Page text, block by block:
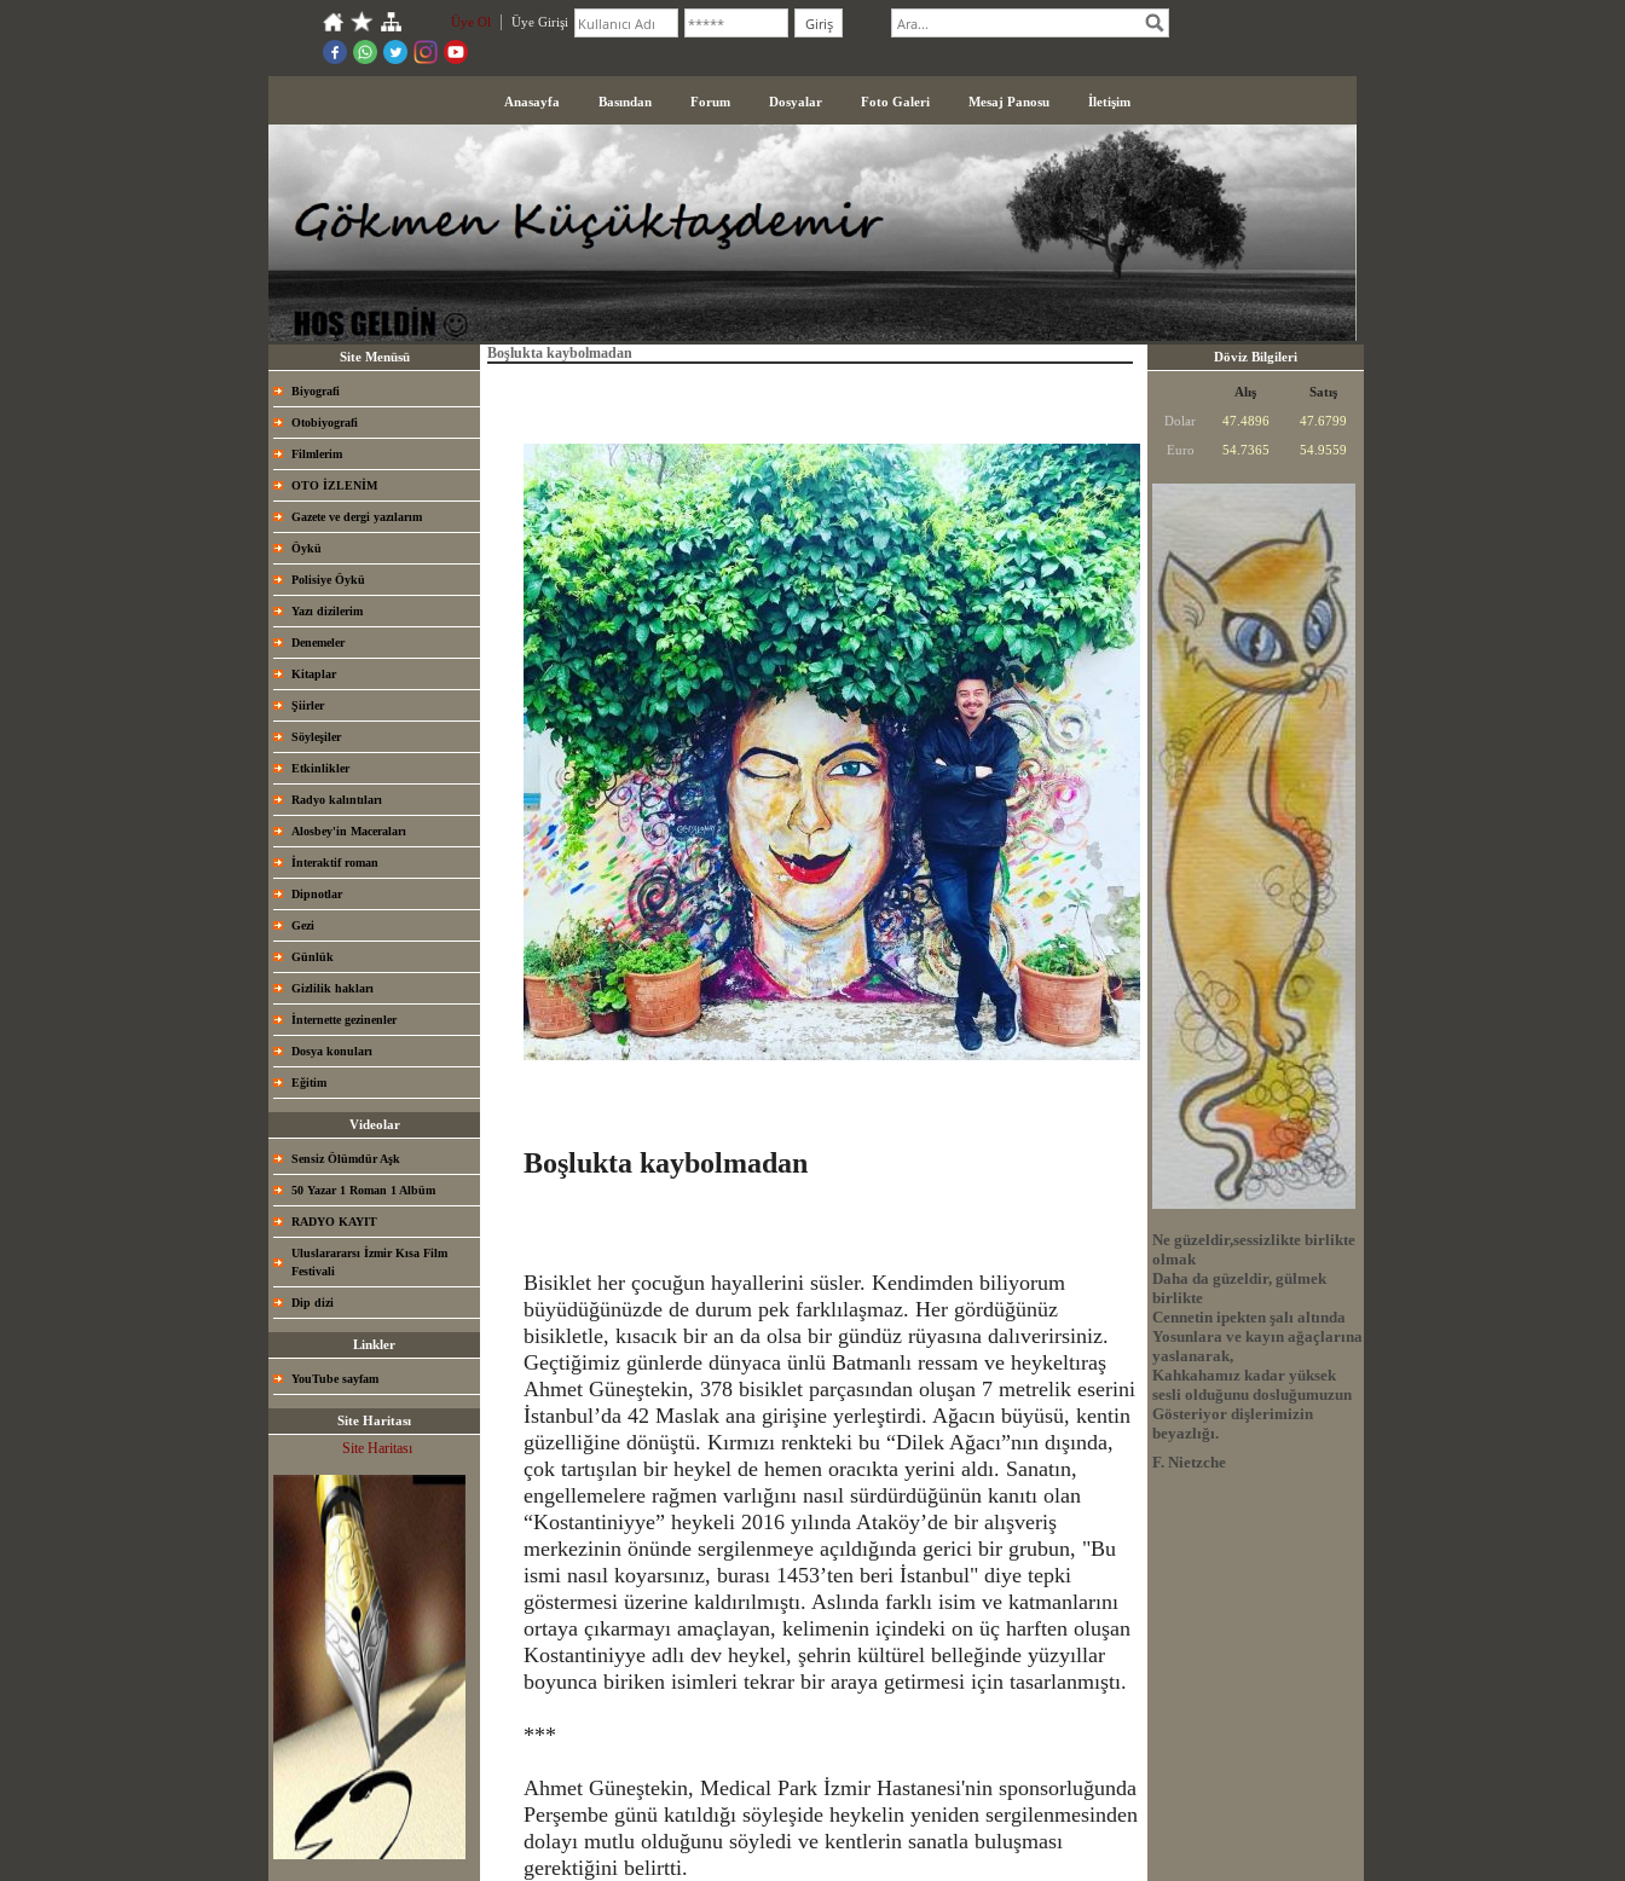
Üye Ol Üye Girişi
Anasayfa Basından Forum Dosyalar Foto Galeri Mesaj Panosu İletişim
Site Menüsü
Biyografi
Otobiyografi
Filmlerim
OTO İZLENİM
Gazete ve dergi yazılarım
Öykü
Polisiye Öykü
Yazı dizilerim
Denemeler
Kitaplar
Şiirler
Söyleşiler
Etkinlikler
Radyo kalıntıları
Alosbey'in Maceraları
İnteraktif roman
Dipnotlar
Gezi
Günlük
Gizlilik hakları
İnternette gezinenler
Dosya konuları
Eğitim
Videolar
Sensiz Ölümdür Aşk
50 Yazar 1 Roman 1 Albüm
RADYO KAYIT
Uluslarararsı İzmir Kısa Film
Festivali
Dip dizi
Linkler
YouTube sayfam
Site Haritası
Site Haritası
Boşlukta kaybolmadan
Boşlukta kaybolmadan
Bisiklet her çocuğun hayallerini süsler. Kendimden biliyorum
büyüdüğünüzde de durum pek farklılaşmaz. Her gördüğünüz
bisikletle, kısacık bir an da olsa bir gündüz rüyasına dalıverirsiniz.
Geçtiğimiz günlerde dünyaca ünlü Batmanlı ressam ve heykeltıraş
Ahmet Güneştekin, 378 bisiklet parçasından oluşan 7 metrelik eserini
İstanbul’da 42 Maslak ana girişine yerleştirdi. Ağacın büyüsü, kentin
güzelliğine dönüştü. Kırmızı renkteki bu “Dilek Ağacı”nın dışında,
çok tartışılan bir heykel de hemen oracıkta yerini aldı. Sanatın,
engellemelere rağmen varlığını nasıl sürdürdüğünün kanıtı olan
“Kostantiniyye” heykeli 2016 yılında Ataköy’de bir alışveriş
merkezinin önünde sergilenmeye açıldığında gerici bir grubun, "Bu
ismi nasıl koyarsınız, burası 1453’ten beri İstanbul" diye tepki
göstermesi üzerine kaldırılmıştı. Aslında farklı isim ve katmanlarını
ortaya çıkarmayı amaçlayan, kelimenin içindeki on üç harften oluşan
Kostantiniyye adlı dev heykel, şehrin kültürel belleğinde yüzyıllar
boyunca biriken isimleri tekrar bir araya getirmesi için tasarlanmıştı.
***
Ahmet Güneştekin, Medical Park İzmir Hastanesi'nin sponsorluğunda
Perşembe günü katıldığı söyleşide heykelin yeniden sergilenmesinden
dolayı mutlu olduğunu söyledi ve kentlerin sanatla buluşması
gerektiğini belirtti.
Döviz Bilgileri
Alış
Satış
Dolar
47.4896
47.6799
Euro
54.7365 54.9559
Ne güzeldir,sessizlikte birlikte
olmak
Daha da güzeldir, gülmek
birlikte
Cennetin ipekten şalı altında
Yosunlara ve kayın ağaçlarına
yaslanarak,
Kahkahamız kadar yüksek
sesli olduğunu dosluğumuzun
Gösteriyor dişlerimizin
beyazlığı.
F. Nietzche